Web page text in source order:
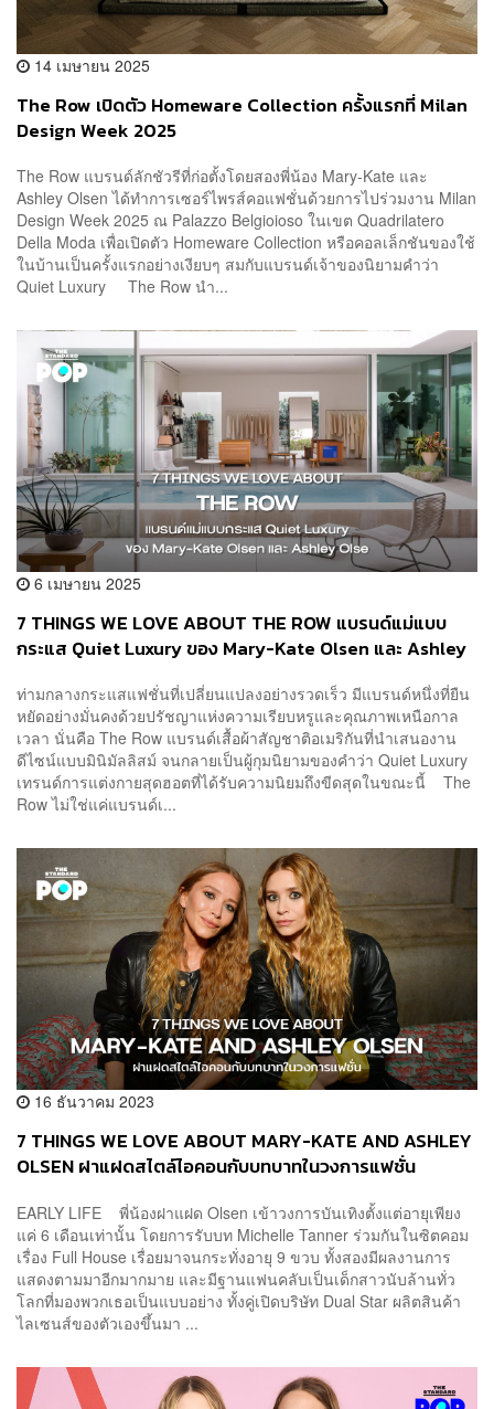
14 เมษายน 2025
The Row เปิดตัว Homeware Collection ครั้งแรกที่ Milan
Design Week 2025
The Row แบรนด์ลักชัวรีที่ก่อตั้งโดยสองพี่น้อง Mary-Kate และ
Ashley Olsen ได้ทำการเซอร์ไพรส์คอแฟชั่นด้วยการไปร่วมงาน Milan
Design Week 2025 ณ Palazzo Belgioioso ในเขต Quadrilatero
Della Moda เพื่อเปิดตัว Homeware Collection หรือคอลเล็กชันของใช้
ในบ้านเป็นครั้งแรกอย่างเงียบๆ สมกับแบรนด์เจ้าของนิยามคำว่า
Quiet Luxury The Row นำ...
6 เมษายน 2025
7 THINGS WE LOVE ABOUT THE ROW แบรนด์แม่แบบ
กระแส Quiet Luxury ของ Mary-Kate Olsen และ Ashley
ท่ามกลางกระแสแฟชั่นที่เปลี่ยนแปลงอย่างรวดเร็ว มีแบรนด์หนึ่งที่ยืน
หยัดอย่างมั่นคงด้วยปรัชญาแห่งความเรียบหรูและคุณภาพเหนือกาล
เวลา นั่นคือ The Row แบรนด์เสื้อผ้าสัญชาติอเมริกันที่นำเสนองาน
ดีไซน์แบบมินิมัลลิสม์ จนกลายเป็นผู้กุมนิยามของคำว่า Quiet Luxury
เทรนด์การแต่งกายสุดฮอตที่ได้รับความนิยมถึงขีดสุดในขณะนี้ The
Row ไม่ใช่แค่แบรนด์เ...
16 ธันวาคม 2023
7 THINGS WE LOVE ABOUT MARY-KATE AND ASHLEY
OLSEN ฝาแฝดสไตล์ไอคอนกับบทบาทในวงการแฟชั่น
EARLY LIFE พี่น้องฝาแฝด Olsen เข้าวงการบันเทิงตั้งแต่อายุเพียง
แค่ 6 เดือนเท่านั้น โดยการรับบท Michelle Tanner ร่วมกันในซิตคอม
เรื่อง Full House เรื่อยมาจนกระทั่งอายุ 9 ขวบ ทั้งสองมีผลงานการ
แสดงตามมาอีกมากมาย และมีฐานแฟนคลับเป็นเด็กสาวนับล้านทั่ว
โลกที่มองพวกเธอเป็นแบบอย่าง ทั้งคู่เปิดบริษัท Dual Star ผลิตสินค้า
ไลเซนส์ของตัวเองขึ้นมา ...